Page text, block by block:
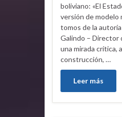
boliviano: «El
versión de modelo
tomos de la
Galindo – Director
una mirada crítica,
construcción, …
Leer más